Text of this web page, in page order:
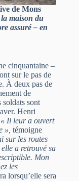
de Mons
maison du
assuré – en
cinquantaine –
sur le pas de
À deux pas de
de
soldats sont
Henri
« Il leur a ouvert
», témoigne
sur les routes
a retrouvé sa
Mon
les
lorsqu’elle sera